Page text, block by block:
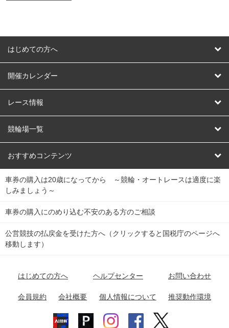
はじめての方へ
はじめての方へ
開催カレンダー
競輪
オートレース
競輪くじ
Dokanto!
チャリロトプラザ
レース情報
レース予想
レース結果
キャリーオーバー一覧
競輪場一覧
北日本 函館競輪場
関
東
弥彦競輪場 前橋競輪場 取手競輪場 宇都宮競輪場
関
東
小田原競輪場
名古屋競輪場 岐阜競輪場 大垣競輪場 豊橋競輪場
富山競輪場 松阪競輪場 四日市競輪場
福井競輪場 奈良競輪場 向日町競輪場
おすすめコンテンツ
競輪選手情報
Perfecta Navi
netkeirin
車券の購入は20歳になってから ～競輪・オートレースは適度に楽
しみましょう～
車券の購入にのめり込む不安のある方のご相談
公営競技の払戻金を受けた方へ（クリックすると国税庁のページへ
移動します）
はじめての方へ ヘルプセンター お問い合わせ
会員規約 会社概要 個人情報について 推奨動作環境